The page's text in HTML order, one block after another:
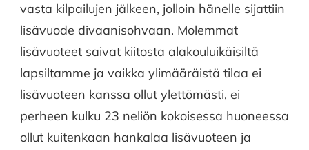
vasta kilpailujen jälkeen, jolloin hänelle sijattiin
lisävuode divaanisohvaan. Molemmat
lisävuoteet saivat kiitosta alakouluikäisiltä
lapsiltamme ja vaikka ylimääräistä tilaa ei
lisävuoteen kanssa ollut ylettömästi, ei
perheen kulku 23 neliön kokoisessa huoneessa
ollut kuitenkaan hankalaa lisävuoteen ja